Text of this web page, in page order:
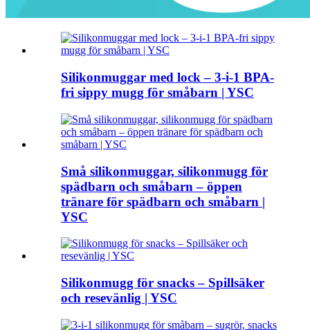
Silikonmuggar med lock – 3-i-1 BPA-
fri sippy mugg för småbarn | YSC
Små silikonmuggar, silikonmugg för
spädbarn och småbarn – öppen
tränare för spädbarn och småbarn |
YSC
Silikonmugg för snacks – Spillsäker
och resevänlig | YSC